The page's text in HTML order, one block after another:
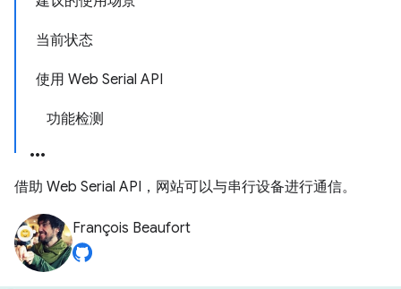
当前状态
使用 Web Serial API
功能检测
借助 Web Serial API，网站可以与串行设备进行通信。
François Beaufort